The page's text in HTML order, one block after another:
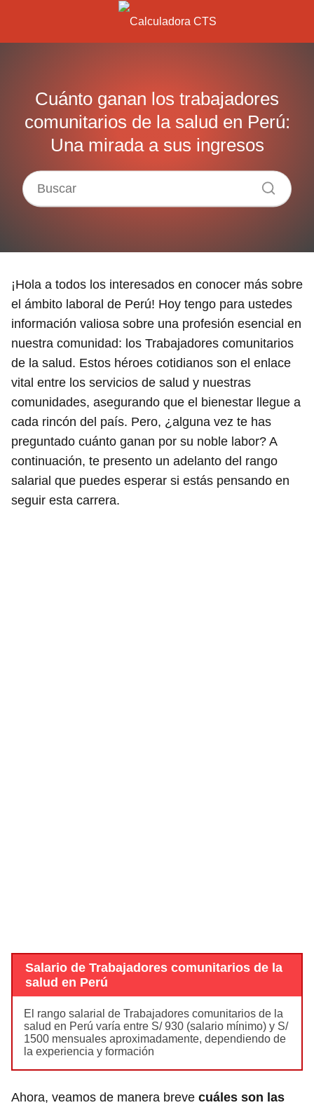
Cuánto ganan los trabajadores
comunitarios de la salud en Perú:
Una mirada a sus ingresos
¡Hola a todos los interesados en conocer más sobre
el ámbito laboral de Perú! Hoy tengo para ustedes
información valiosa sobre una profesión esencial en
nuestra comunidad: los Trabajadores comunitarios
de la salud. Estos héroes cotidianos son el enlace
vital entre los servicios de salud y nuestras
comunidades, asegurando que el bienestar llegue a
cada rincón del país. Pero, ¿alguna vez te has
preguntado cuánto ganan por su noble labor? A
continuación, te presento un adelanto del rango
salarial que puedes esperar si estás pensando en
seguir esta carrera.
Salario de Trabajadores comunitarios de la
salud en Perú
El rango salarial de Trabajadores comunitarios de la
salud en Perú varía entre S/ 930 (salario mínimo) y S/
1500 mensuales aproximadamente, dependiendo de
la experiencia y formación
Ahora, veamos de manera breve cuáles son las